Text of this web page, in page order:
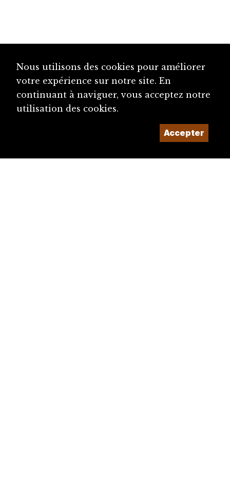
Nous utilisons des cookies pour améliorer
votre expérience sur notre site. En
continuant à naviguer, vous acceptez notre
utilisation des cookies.
Accepter